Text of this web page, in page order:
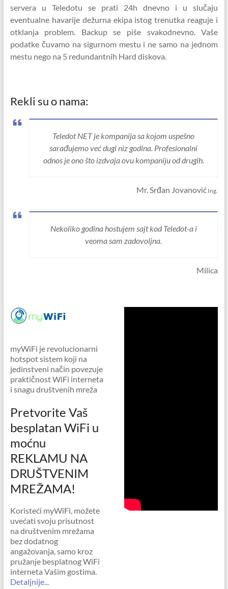
servera u Teledotu se prati 24h dnevno i u slučaju
eventualne havarije dežurna ekipa istog trenutka reaguje i
otklanja problem. Backup se piše svakodnevno. Vaše
podatke čuvamo na sigurnom mestu i ne samo na jednom
mestu nego na 5 redundantnih Hard diskova.
Rekli su o nama:
Teledot NET je kompanija sa kojom uspešno
sarađujemo već dugi niz godina. Profesionalni
odnos je ono što izdvaja ovu kompaniju od drugih.
Mr. Srđan Jovanović Ing.
Nekoliko godina hostujem sajt kod Teledot-a i
veoma sam zadovoljna.
Milica
myWiFi je revolucionarni
hotspot sistem koji na
jedinstveni način povezuje
praktičnost WiFi interneta
i snagu društvenih mreža
Pretvorite Vaš
besplatan WiFi u
moćnu
REKLAMU NA
DRUŠTVENIM
MREŽAMA!
Koristeći myWiFi, možete
uvećati svoju prisutnost
na društvenim mrežama
bez dodatnog
angažovanja, samo kroz
pružanje besplatnog WiFi
interneta Vašim gostima.
Detaljnije...